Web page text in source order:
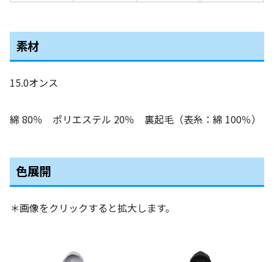
素材
15.0オンス
綿 80％ ポリエステル 20％ 裏起毛（表糸：綿 100％）
色展開
＊画像をクリックすると拡大します。